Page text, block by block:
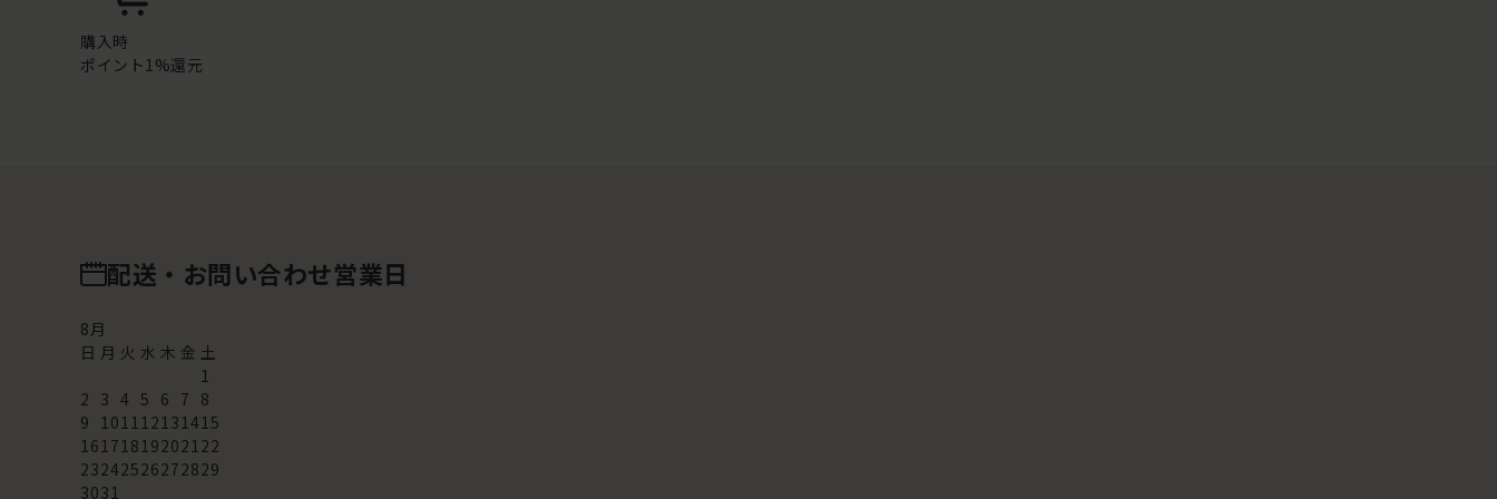
購入時
ポイント1%還元
配送・お問い合わせ営業日
8月
日 月 火 水 木 金 土
1
2 3 4 5 6 7 8
9 101112131415
16171819202122
23242526272829
3031